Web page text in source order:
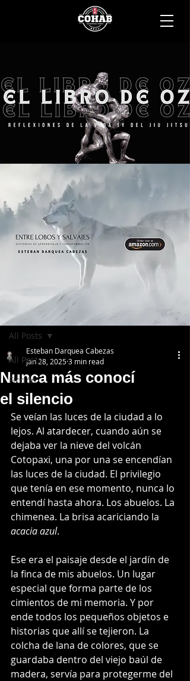
All Posts
Ficción
All Posts
Nunca más conocí
el silencio
Esteban Darquea Cabezas
Jan 28, 20253 min read
Se veían las luces de la ciudad a lo
lejos. Al atardecer, cuando aún se
dejaba ver la nieve del volcán
Cotopaxi, una por una se encendían
las luces de la ciudad. El privilegio
que tenía en ese momento, nunca lo
entendí hasta ahora. Los abuelos. La
chimenea. La brisa acariciando la
acacia azul.
Ese era el paisaje desde el jardín de
la finca de mis abuelos. Un lugar
especial que forma parte de los
cimientos de mi memoria. Y por
ende todos los pequeños objetos e
historias que allí se tejieron. La
colcha de lana de colores, que se
guardaba dentro del viejo baúl de
madera, servía para protegerme del